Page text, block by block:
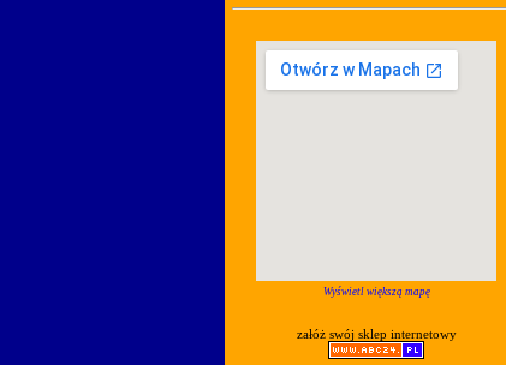
Wyświetl większą mapę
załóż swój sklep internetowy